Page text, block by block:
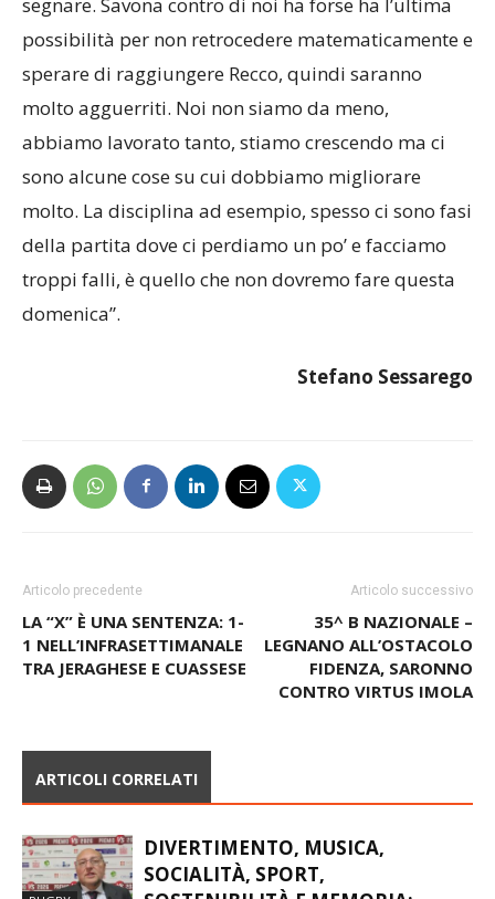
possibilità per non retrocedere matematicamente e
sperare di raggiungere Recco, quindi saranno
molto agguerriti. Noi non siamo da meno,
abbiamo lavorato tanto, stiamo crescendo ma ci
sono alcune cose su cui dobbiamo migliorare
molto. La disciplina ad esempio, spesso ci sono fasi
della partita dove ci perdiamo un po’ e facciamo
troppi falli, è quello che non dovremo fare questa
domenica”.
Stefano Sessarego
Articolo precedente
LA “X” È UNA SENTENZA: 1-
1 NELL’INFRASETTIMANALE
TRA JERAGHESE E CUASSESE
Articolo successivo
35^ B NAZIONALE –
LEGNANO ALL’OSTACOLO
FIDENZA, SARONNO
CONTRO VIRTUS IMOLA
ARTICOLI CORRELATI
DIVERTIMENTO, MUSICA,
SOCIALITÀ, SPORT,